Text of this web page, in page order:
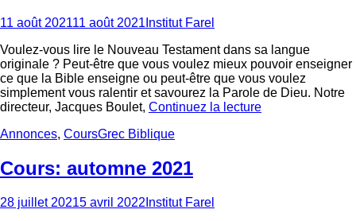
Posted
11 août 202111 août 2021Author
Institut Farel
Voulez-vous lire le Nouveau Testament dans sa langue
originale ? Peut-être que vous voulez mieux pouvoir enseigner
ce que la Bible enseigne ou peut-être que vous voulez
simplement vous ralentir et savourez la Parole de Dieu. Notre
directeur, Jacques Boulet, Continuez la lecture
Categories
Annonces, CoursTags
Grec Biblique
Cours: automne 2021
Posted
28 juillet 20215 avril 2022Author
Institut Farel